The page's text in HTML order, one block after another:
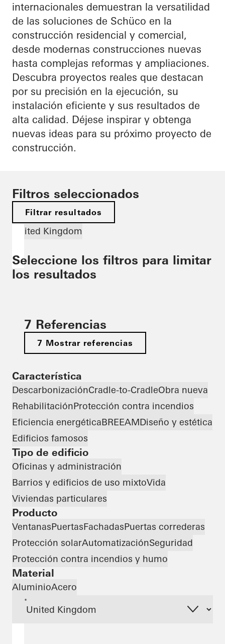
internacionales demuestran la versatilidad
de las soluciones de Schüco en la
construcción residencial y comercial,
desde modernas construcciones nuevas
hasta complejas reformas y ampliaciones.
Descubra proyectos reales que destacan
por su precisión en la ejecución, su
instalación eficiente y sus resultados de
alta calidad. Déjese inspirar y obtenga
nuevas ideas para su próximo proyecto de
construcción.
Filtros seleccionados
Filtrar resultados
United Kingdom
Seleccione los filtros para limitar
los resultados
7 Referencias
7 Mostrar referencias
Característica
DescarbonizaciónCradle-to-CradleObra nueva
RehabilitaciónProtección contra incendios
Eficiencia energéticaBREEAMDiseño y estética
Edificios famosos
Tipo de edificio
Oficinas y administración
Barrios y edificios de uso mixtoVida
Viviendas particulares
Producto
VentanasPuertasFachadasPuertas correderas
Protección solarAutomatizaciónSeguridad
Protección contra incendios y humo
Material
AluminioAcero
*